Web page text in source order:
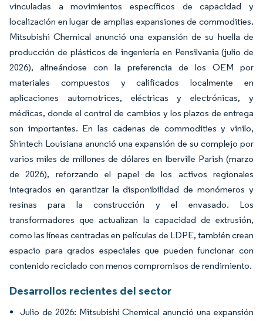
vinculadas a movimientos específicos de capacidad y
localización en lugar de amplias expansiones de commodities.
Mitsubishi Chemical anunció una expansión de su huella de
producción de plásticos de ingeniería en Pensilvania (julio de
2026), alineándose con la preferencia de los OEM por
materiales compuestos y calificados localmente en
aplicaciones automotrices, eléctricas y electrónicas, y
médicas, donde el control de cambios y los plazos de entrega
son importantes. En las cadenas de commodities y vinilo,
Shintech Louisiana anunció una expansión de su complejo por
varios miles de millones de dólares en Iberville Parish (marzo
de 2026), reforzando el papel de los activos regionales
integrados en garantizar la disponibilidad de monómeros y
resinas para la construcción y el envasado. Los
transformadores que actualizan la capacidad de extrusión,
como las líneas centradas en películas de LDPE, también crean
espacio para grados especiales que pueden funcionar con
contenido reciclado con menos compromisos de rendimiento.
Desarrollos recientes del sector
Julio de 2026: Mitsubishi Chemical anunció una expansión